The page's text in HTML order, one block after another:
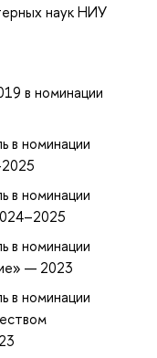
наук НИУ
в номинации
в номинации
в номинации
в номинации
— 2023
в номинации